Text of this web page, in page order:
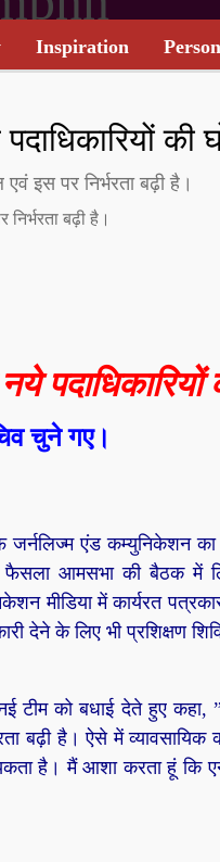
Inspiration
की
इस पर निर्भरता बढ़ी है।
बढ़ी है।
चुने गए।
एंड कम्युनिकेशन
फैसला आमसभा की बैठक में
मीडिया में कार्यरत
देने के लिए भी प्रशिक्षण
को बधाई देते हुए कहा,
बढ़ी है। ऐसे में
है। मैं आशा करता हूं